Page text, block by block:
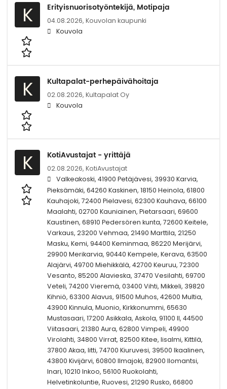
K Erityisnuorisotyöntekijä, Motipaja
04.08.2026, Kouvolan kaupunki
Kouvola
K Kultapalat-perhepäivähoitaja
02.08.2026, Kultapalat Oy
Kouvola
K KotiAvustajat - yrittäjä
02.08.2026, KotiAvustajat
Valkeakoski, 41900 Petäjävesi, 39930 Karvia,
Pieksämäki, 64260 Kaskinen, 18150 Heinola, 61800
Kauhajoki, 72400 Pielavesi, 62300 Kauhava, 66100
Maalahti, 02700 Kauniainen, Pietarsaari, 69600
Kaustinen, 68910 Pedersören kunta, 72600 Keitele,
Varkaus, 23200 Vehmaa, 21490 Marttila, 21250
Masku, Kemi, 94400 Keminmaa, 86220 Merijärvi,
29900 Merikarvia, 90440 Kempele, Kerava, 63500
Alajärvi, 49700 Miehikkälä, 42700 Keuruu, 72300
Vesanto, 85200 Alavieska, 37470 Vesilahti, 69700
Veteli, 74200 Vieremä, 03400 Vihti, Mikkeli, 39820
Kihniö, 63300 Alavus, 91500 Muhos, 42600 Multia,
43900 Kinnula, Muonio, Kirkkonummi, 65630
Mustasaari, 17200 Asikkala, Askola, 91100 II, 44500
Viitasaari, 21380 Aura, 62800 Vimpeli, 49900
Virolahti, 34800 Virrat, 82500 Kitee, Iisalmi, Kittilä,
37800 Akaa, Iitti, 74700 Kiuruvesi, 39500 Ikaalinen,
43800 Kivijärvi, 60800 Ilmajoki, 82900 Ilomantsi,
Inari, 10210 Inkoo, 56100 Ruokolahti,
Helvetinkoluntie, Ruovesi, 21290 Rusko, 66800